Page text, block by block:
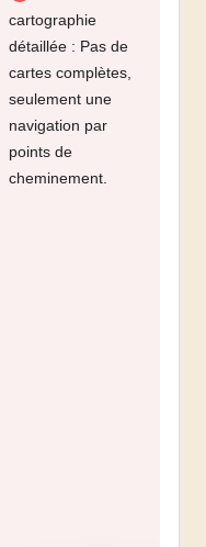
cartographie
détaillée : Pas de
cartes complètes,
seulement une
navigation par
points de
cheminement.